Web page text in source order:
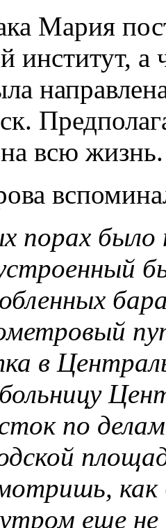
Мария
институт, а
всю жизнь.
порах
в
по
как
еще